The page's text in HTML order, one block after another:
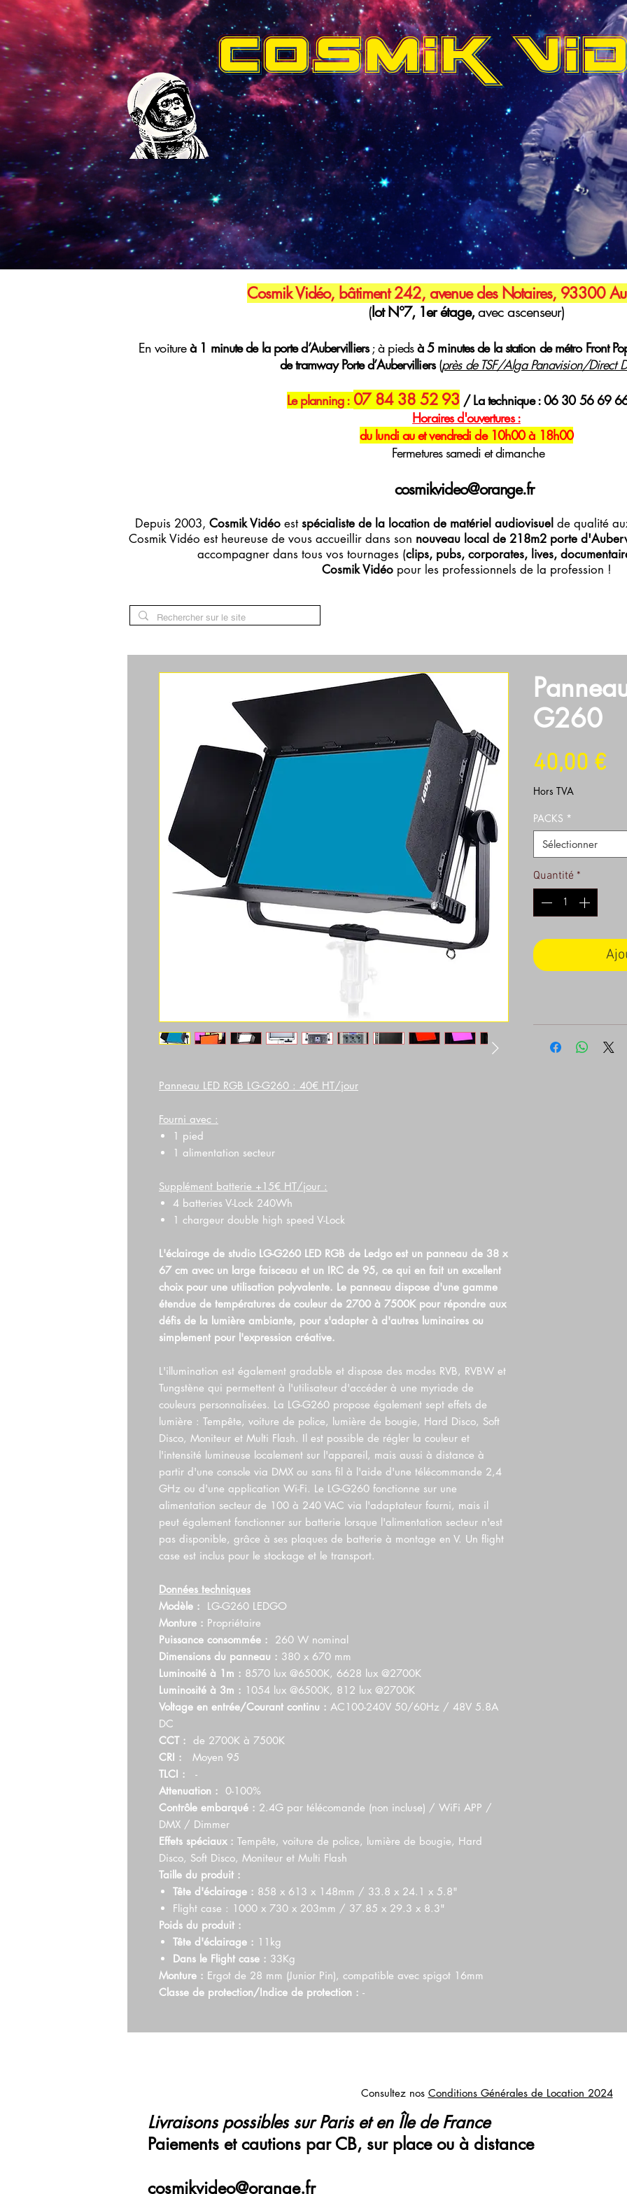
COSMIK
Cosmik Vidéo, bâtiment 242, avenue des Notaires, 93300
(lot N°7, 1er étage,avec ascenseur)
En voitureà 1 minute de la porte d’Aubervilliers; à piedsà 5 minutes de la station de métro Front
de tramway Porte d’Aubervilliers(près de TSF/Alga Panavision/Direct
Le planning : 07 84 38 52 93 / La technique : 06 30 56 69
Horairesd'ouvertures :
du lundi au et vendredi de 10h00 à 18h00
Fermetures samedi et dimanche
cosmikvideo@orange.fr
Depuis 2003, Cosmik Vidéoestspécialiste de la location de matériel audiovisuel de qualité
Cosmik Vidéo est heureuse de vous accueillir dans son nouveau local de 218m2 porte
accompagner dans tous vos tournages (clips, pubs, corporates, lives,
Cosmik Vidéopour les professionnels de la profession !
Panneau LED RGB LG-G260 : 40€ HT/jour
Fourni avec :
1 pied
1 alimentation secteur
Supplément batterie +15€ HT/jour :
4 batteries V-Lock 240Wh
1 chargeur double high speed V-Lock
L'éclairage de studio LG-G260 LED RGB de Ledgo est un panneau de 38 x
67 cm avec un large faisceau et un IRC de 95, ce qui en fait un excellent
choix pour une utilisation polyvalente. Le panneau dispose d'une gamme
étendue de températures de couleur de 2700 à 7500K pour répondre aux
défis de la lumière ambiante, pour s'adapter à d'autres luminaires ou
simplement pour l'expression créative.
L'illumination est également gradable et dispose des modes RVB, RVBW et
Tungstène qui permettent à l'utilisateur d'accéder à une myriade de
couleurs personnalisées. La LG-G260 propose également sept effets de
lumière : Tempête, voiture de police, lumière de bougie, Hard Disco, Soft
Disco, Moniteur et Multi Flash. Il est possible de régler la couleur et
l'intensité lumineuse localement sur l'appareil, mais aussi à distance à
partir d'une console via DMX ou sans fil à l'aide d'une télécommande 2,4
GHz ou d'une application Wi-Fi. Le LG-G260 fonctionne sur une
alimentation secteur de 100 à 240 VAC via l'adaptateur fourni, mais il
peut également fonctionner sur batterie lorsque l'alimentation secteur n'est
pas disponible, grâce à ses plaques de batterie à montage en V. Un flight
case est inclus pour le stockage et le transport.
Données techniques
Modèle : LG-G260 LEDGO
Monture : Propriétaire
Puissance consommée : 260 W nominal
Dimensions du panneau : 380 x 670 mm
Luminosité à 1m : 8570 lux @6500K, 6628 lux @2700K
Luminosité à 3m : 1054 lux @6500K, 812 lux @2700K
Voltage en entrée/Courant continu : AC100-240V 50/60Hz / 48V 5.8A
DC
CCT : de 2700K à 7500K
CRI : Moyen 95
TLCI : -
Attenuation : 0-100%
Contrôle embarqué : 2.4G par télécomande (non incluse) / WiFi APP /
DMX / Dimmer
Effets spéciaux : Tempête, voiture de police, lumière de bougie, Hard
Disco, Soft Disco, Moniteur et Multi Flash
Taille du produit :
Tête d'éclairage : 858 x 613 x 148mm / 33.8 x 24.1 x 5.8"
Flight case : 1000 x 730 x 203mm / 37.85 x 29.3 x 8.3"
Poids du produit :
Tête d'éclairage : 11kg
Dans le Flight case : 33Kg
Monture : Ergot de 28 mm (Junior Pin), compatible avec spigot 16mm
Classe de protection/Indice de protection : -
G260
40,00 €
Hors TVA
PACKS *
Sélectionner
Quantité *
Consultez nos Conditions Générales de Location 2024
cosmikvideo@orange.fr
Livraisons possibles sur Paris et en Île de France
Paiements et cautions par CB, sur place ou à distance